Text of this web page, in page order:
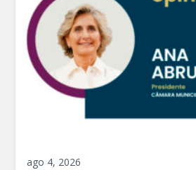
ago 4, 2026